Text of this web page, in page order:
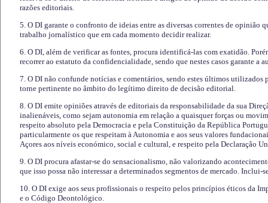
razões editoriais.
5. O DI garante o confronto de ideias entre as diversas correntes de opinião
trabalho jornalístico que em cada momento decidir realizar.
6. O DI, além de verificar as fontes, procura identificá-las com exatidão.
recorrer ao estatuto da confidencialidade, sendo que nestes casos garante a
7. O DI não confunde notícias e comentários, sendo estes últimos utilizados
torne pertinente no âmbito do legítimo direito de decisão editorial.
8. O DI emite opiniões através de editoriais da responsabilidade da sua
inalienáveis, como sejam autonomia em relação a quaisquer forças ou
respeito absoluto pela Democracia e pela Constituição da República
particularmente os que respeitam à Autonomia e aos seus valores
Açores aos níveis económico, social e cultural, e respeito pela Declaração
9. O DI procura afastar-se do sensacionalismo, não valorizando
que isso possa não interessar a determinados segmentos de mercado.
10. O DI exige aos seus profissionais o respeito pelos princípios éticos da
e o Código Deontológico.